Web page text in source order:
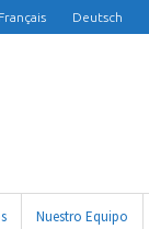
Français Deutsch
Nuestro Equipo